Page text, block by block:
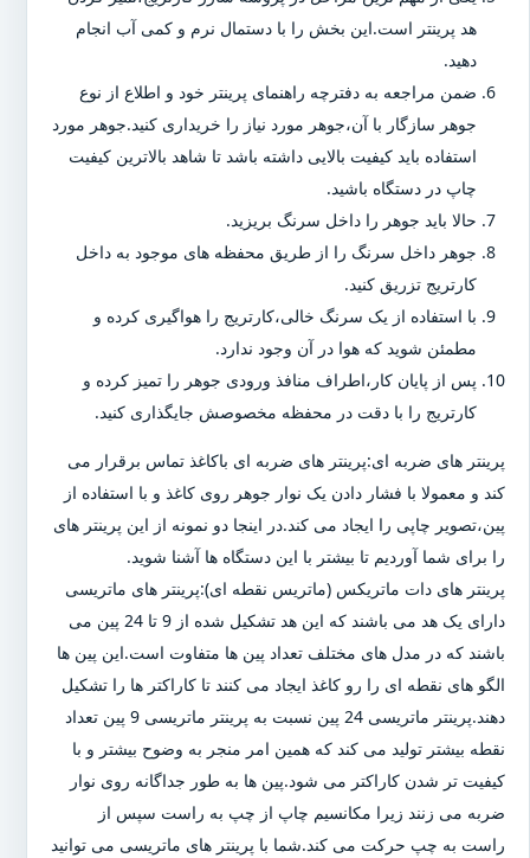
هد پرینتر است.این بخش را با دستمال نرم و کمی آب انجام
دهید.
ضمن مراجعه به دفترچه راهنمای پرینتر خود و اطلاع از نوع
جوهر سازگار با آن،جوهر مورد نیاز را خریداری کنید.جوهر مورد
استفاده باید کیفیت بالایی داشته باشد تا شاهد بالاترین کیفیت
چاپ در دستگاه باشید.
حالا باید جوهر را داخل سرنگ بریزید.
جوهر داخل سرنگ را از طریق محفظه های موجود به داخل
کارتریج تزریق کنید.
با استفاده از یک سرنگ خالی،کارتریج را هواگیری کرده و
مطمئن شوید که هوا در آن وجود ندارد.
پس از پایان کار،اطراف منافذ ورودی جوهر را تمیز کرده و
کارتریج را با دقت در محفظه مخصوصش جایگذاری کنید.
پرینتر های ضربه ای:پرینتر های ضربه ای باکاغذ تماس برقرار می
کند و معمولا با فشار دادن یک نوار جوهر روی کاغذ و با استفاده از
پین،تصویر چاپی را ایجاد می کند.در اینجا دو نمونه از این پرینتر های
را برای شما آوردیم تا بیشتر با این دستگاه ها آشنا شوید.
پرینتر های دات ماتریکس (ماتریس نقطه ای):پرینتر های ماتریسی
دارای یک هد می باشند که این هد تشکیل شده از 9 تا 24 پین می
باشند که در مدل های مختلف تعداد پین ها متفاوت است.این پین ها
الگو های نقطه ای را رو کاغذ ایجاد می کنند تا کاراکتر ها را تشکیل
دهند.پرینتر ماتریسی 24 پین نسبت به پرینتر ماتریسی 9 پین تعداد
نقطه بیشتر تولید می کند که همین امر منجر به وضوح بیشتر و با
کیفیت تر شدن کاراکتر می شود.پین ها به طور جداگانه روی نوار
ضربه می زنند زیرا مکانسیم چاپ از چپ به راست سپس از
راست به چپ حرکت می کند.شما با پرینتر های ماتریسی می توانید